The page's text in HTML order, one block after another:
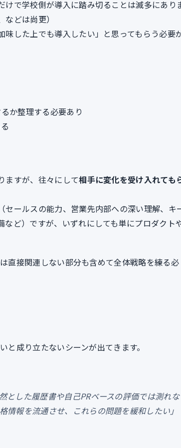
で学校側が導入に踏み切ることは滅多にあり
どは尚更）
した上でも導入したい」と思ってもらう必要
か整理する必要あり
ますが、往々にして相手に変化を受け入れても
ールスの能力、営業先内部への深い理解、キ
ど）ですが、いずれにしても単にプロダクト
直接関連しない部分も含めて全体戦略を練る必
成り立たないシーンが出てきます。
とした履歴書や自己PRベースの評価では測れな
報を流通させ、これらの問題を緩和したい」